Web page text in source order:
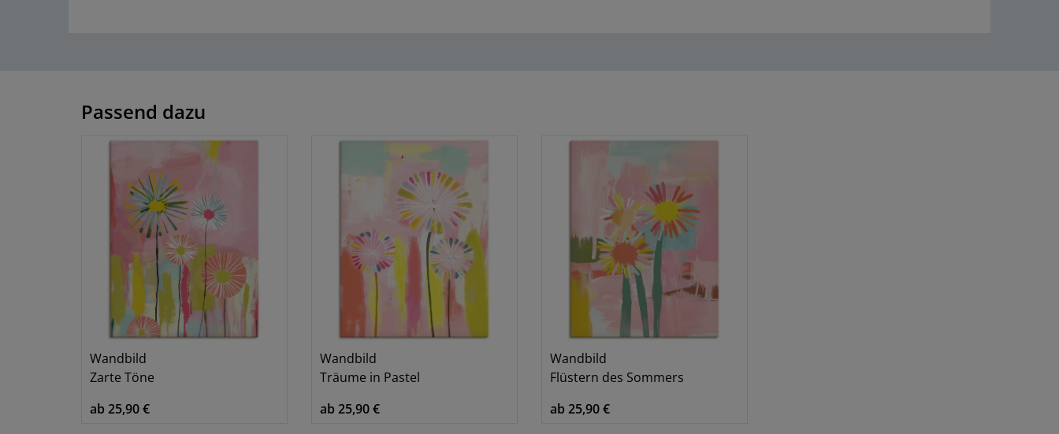
Passend dazu
Wandbild
Zarte Töne
ab 25,90 €
Wandbild
Träume in Pastel
ab 25,90 €
Wandbild
Flüstern des Sommers
ab 25,90 €